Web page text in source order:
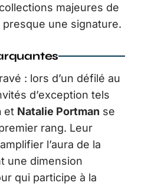
majeures de
une signature.
: lors d’un défilé au
d’exception tels
et Natalie Portman se
rang. Leur
l’aura de la
une dimension
qui participe à la